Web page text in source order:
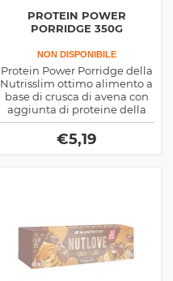
PROTEIN POWER
PORRIDGE 350G
NON DISPONIBILE
Protein Power Porridge della
Nutrisslim ottimo alimento a
base di crusca di avena con
aggiunta di proteine della
Canapa e semi di Chia tutto
di origine biologica
€5,19